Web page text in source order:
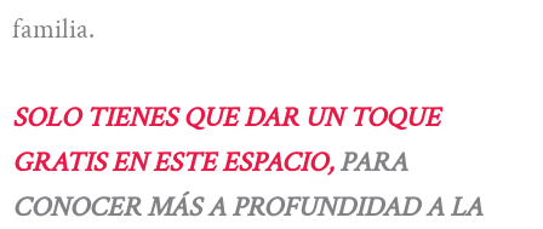
familia.
SOLO TIENES QUE DAR UN TOQUE
GRATIS EN ESTE ESPACIO,PARA
CONOCER MÁS A PROFUNDIDAD A LA